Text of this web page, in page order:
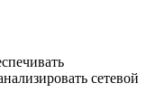
сетевой